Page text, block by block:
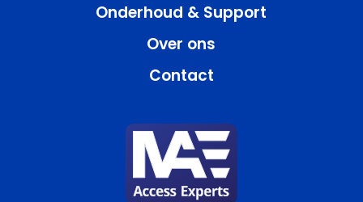
Onderhoud & Support
Over ons
Contact